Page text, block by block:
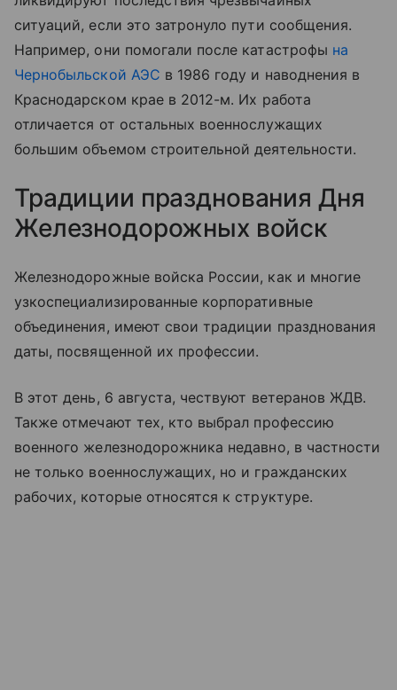
ситуаций, если это затронуло пути сообщения.
Например, они помогали после катастрофы на
Чернобыльской АЭС в 1986 году и наводнения в
Краснодарском крае в 2012-м. Их работа
отличается от остальных военнослужащих
большим объемом строительной деятельности.
Традиции празднования Дня
Железнодорожных войск
Железнодорожные войска России, как и многие
узкоспециализированные корпоративные
объединения, имеют свои традиции празднования
даты, посвященной их профессии.
В этот день, 6 августа, чествуют ветеранов ЖДВ.
Также отмечают тех, кто выбрал профессию
военного железнодорожника недавно, в частности
не только военнослужащих, но и гражданских
рабочих, которые относятся к структуре.